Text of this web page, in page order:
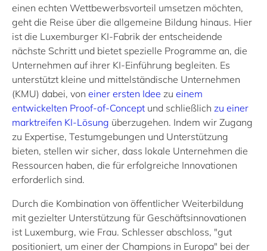
einen echten Wettbewerbsvorteil umsetzen möchten,
geht die Reise über die allgemeine Bildung hinaus. Hier
ist die Luxemburger KI-Fabrik der entscheidende
nächste Schritt und bietet spezielle Programme an, die
Unternehmen auf ihrer KI-Einführung begleiten. Es
unterstützt kleine und mittelständische Unternehmen
(KMU) dabei, von einer ersten Idee zu einem
entwickelten Proof-of-Concept und schließlich zu einer
marktreifen KI-Lösung überzugehen. Indem wir Zugang
zu Expertise, Testumgebungen und Unterstützung
bieten, stellen wir sicher, dass lokale Unternehmen die
Ressourcen haben, die für erfolgreiche Innovationen
erforderlich sind.
Durch die Kombination von öffentlicher Weiterbildung
mit gezielter Unterstützung für Geschäftsinnovationen
ist Luxemburg, wie Frau. Schlesser abschloss, "gut
positioniert, um einer der Champions in Europa" bei der